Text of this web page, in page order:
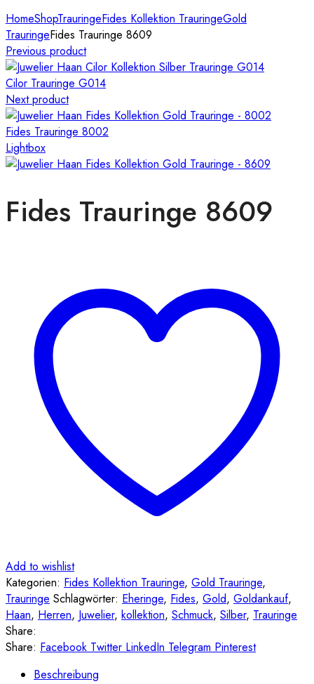
HomeShopTrauringeFides Kollektion TrauringeGold
TrauringeFides Trauringe 8609
Previous product
Cilor Trauringe G014
Next product
Fides Trauringe 8002
Lightbox
Fides Trauringe 8609
Add to wishlist
Kategorien: Fides Kollektion Trauringe, Gold Trauringe,
Trauringe Schlagwörter: Eheringe, Fides, Gold, Goldankauf,
Haan, Herren, Juwelier, kollektion, Schmuck, Silber, Trauringe
Share:
Share: Facebook Twitter LinkedIn Telegram Pinterest
Beschreibung